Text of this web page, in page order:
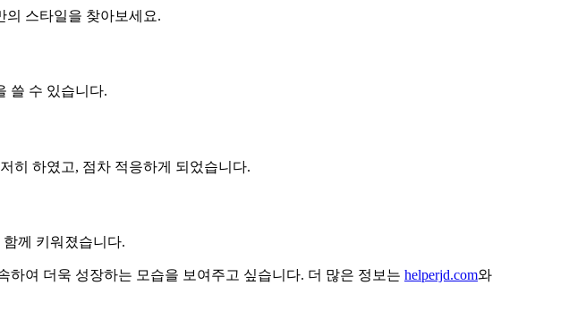
의 스타일을 찾아보세요.
쓸 수 있습니다.
히 하였고, 점차 적응하게 되었습니다.
께 키워졌습니다.
여 더욱 성장하는 모습을 보여주고 싶습니다. 더 많은 정보는 helperjd.com와